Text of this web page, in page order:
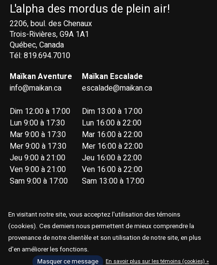
L'alpha des mordus de plein air!
2206, boul. des Chenaux
Trois-Rivières, G9A 1A1
Québec, Canada
Tél: 819.694.7010
Maïkan Aventure
info@maikan.ca
Dim 12:00 à 17:00
Lun 9:00 à 17:30
Mar 9:00 à 17:30
Mer 9:00 à 17:30
Jeu 9:00 à 21:00
Ven 9:00 à 21:00
Sam 9:00 à 17:00
Maïkan Escalade
escalade@maikan.ca
Dim 13:00 à 17:00
Lun 16:00 à 22:00
Mar 16:00 à 22:00
Mer 16:00 à 22:00
Jeu 16:00 à 22:00
Ven 16:00 à 22:00
Sam 13:00 à 17:00
© Copyright 2026 Maïkan Aventure
En visitant notre site, vous acceptez l'utilisation des témoins
(cookies). Ces derniers nous permettent de mieux comprendre la
provenance de notre clientèle et son utilisation de notre site, en plus
d'en améliorer les fonctions.
Masquer ce message
En savoir plus sur les témoins (cookies) »